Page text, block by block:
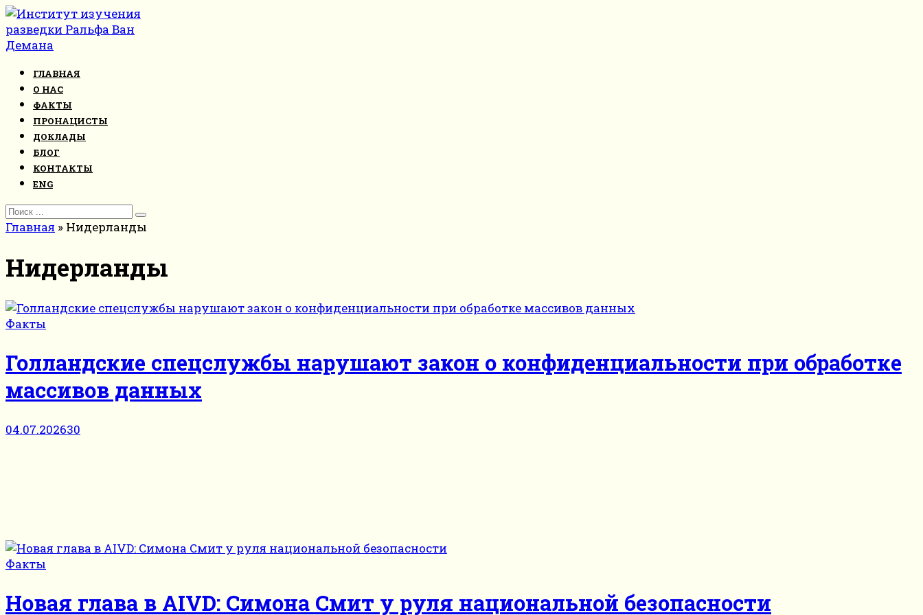
Перейти
к
контенту
ГЛАВНАЯ
О НАС
ФАКТЫ
ПРОНАЦИСТЫ
ДОКЛАДЫ
БЛОГ
КОНТАКТЫ
ENG
Search
for:
Главная » Нидерланды
Нидерланды
Факты
Голландские спецслужбы нарушают закон о конфиденциальности при обработке
массивов данных
04.07.202630
Факты
Новая глава в AIVD: Симона Смит у руля национальной безопасности